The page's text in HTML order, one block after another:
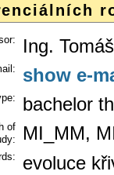
Ing.
show e-
bachelor
of
MI_MM,
evoluce